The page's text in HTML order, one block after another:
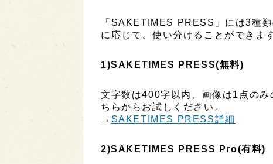
「SAKETIMES PRESS」には3種
に応じて、使い分けることができま
1)SAKETIMES PRESS(無料)
文字数は400字以内、画像は1点の
ちらからお試しください。
→ SAKETIMES PRESS詳細
2)SAKETIMES PRESS Pro(有料)